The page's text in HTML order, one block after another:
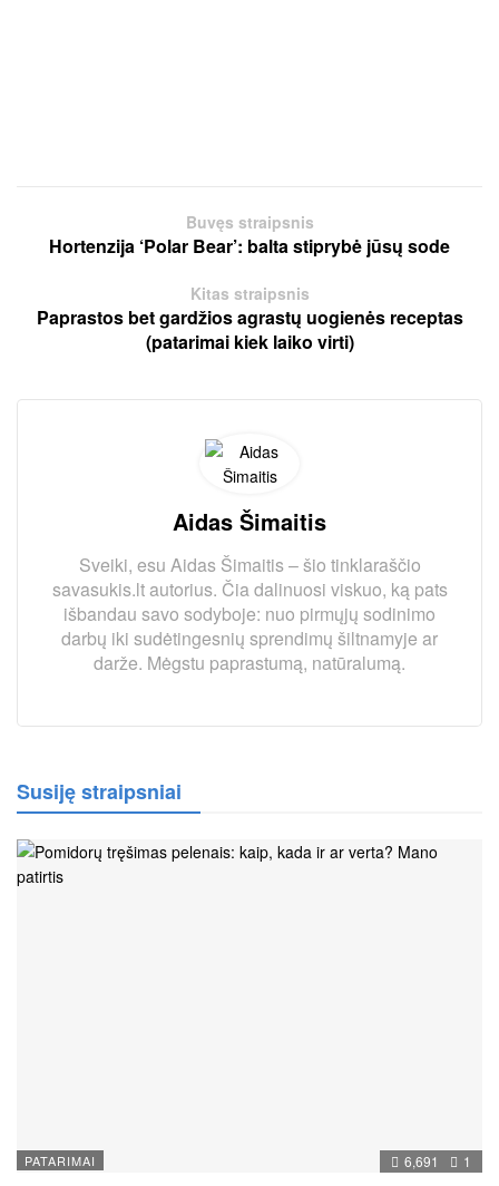
Buvęs straipsnis
Hortenzija ‘Polar Bear’: balta stiprybė jūsų sode
Kitas straipsnis
Paprastos bet gardžios agrastų uogienės receptas
(patarimai kiek laiko virti)
Aidas Šimaitis
Sveiki, esu Aidas Šimaitis – šio tinklaraščio
savasukis.lt autorius. Čia dalinuosi viskuo, ką pats
išbandau savo sodyboje: nuo pirmųjų sodinimo
darbų iki sudėtingesnių sprendimų šiltnamyje ar
darže. Mėgstu paprastumą, natūralumą.
Susiję straipsniai
PATARIMAI 6,691 1